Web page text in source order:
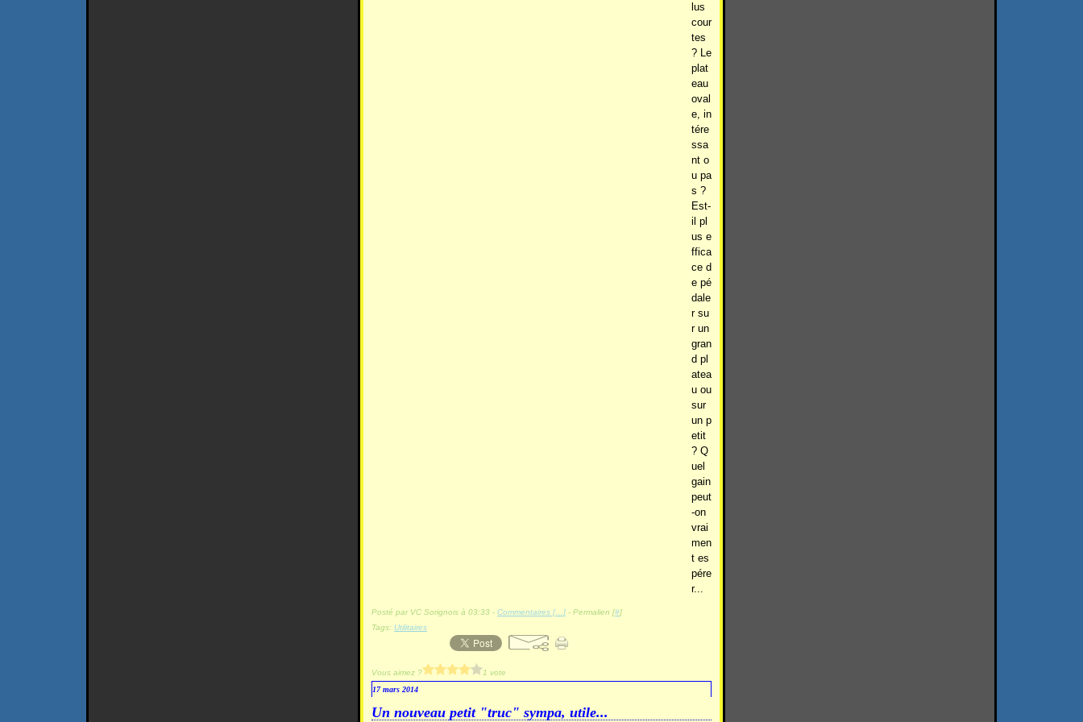
lus
cour
tes
? Le
plat
eau
oval
e, in
tére
ssa
nt o
u pa
s ?
Est-
il pl
us e
ffica
ce d
e pé
dale
r su
r un
gran
d pl
atea
u ou
sur
un p
etit
? Q
uel
gain
peut
-on
vrai
men
t es
pére
r...
Posté par VC Sorignois à 03:33 - Commentaires [… ] - Permalien [#]
Tags: Utilitaires
Vous aimez ?
1 vote
17 mars 2014
Un nouveau petit "truc" sympa, utile...